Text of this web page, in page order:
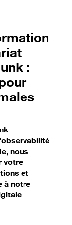
:
nous
votre
et
à notre